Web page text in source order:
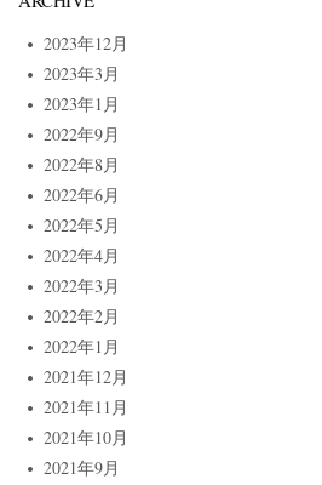
2023年12月
2023年3月
2023年1月
2022年9月
2022年8月
2022年6月
2022年5月
2022年4月
2022年3月
2022年2月
2022年1月
2021年12月
2021年11月
2021年10月
2021年9月